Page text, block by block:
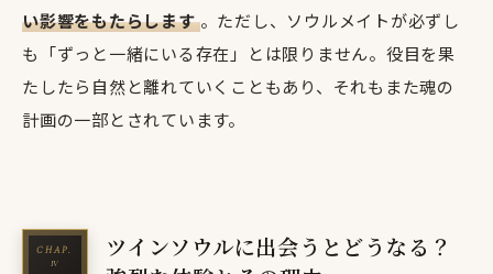
い影響をもたらします。ただし、ソウルメイトが必ずし
も「ずっと一緒にいる存在」とは限りません。役目を果
たしたら自然と離れていくこともあり、それもまた魂の
計画の一部とされています。
ツインソウルに出会うとどうなる？